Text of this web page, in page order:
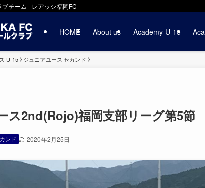
チーム | レアッシ福岡FC
HOME About us Academy U-15
U-15 ジュニアユース セカンド
ス2nd(Rojo)福岡支部リーグ第5節
ンド 2020年2月25日